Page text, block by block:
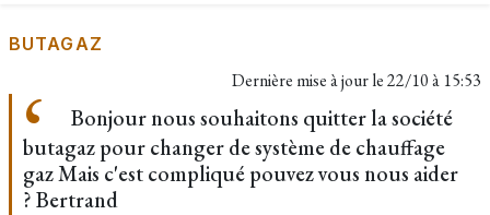
BUTAGAZ
Dernière mise à jour le22/10 à 15:53
Bonjour nous souhaitons quitter la société
butagaz pour changer de système de chauffage
gaz Mais c'est compliqué pouvez vous nous aider
? Bertrand